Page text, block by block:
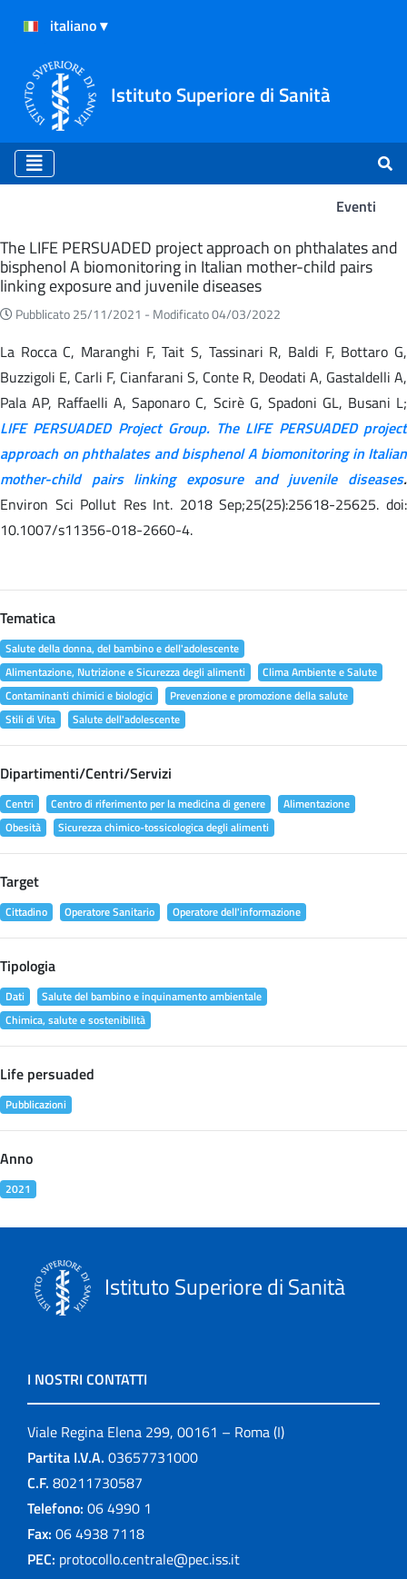
Istituto Superiore di Sanità
Eventi
Eventi
The LIFE PERSUADED project approach on phthalates and
bisphenol A biomonitoring in Italian mother-child pairs
linking exposure and juvenile diseases
Pubblicato 25/11/2021 - Modificato 04/03/2022
La Rocca C, Maranghi F, Tait S, Tassinari R, Baldi F, Bottaro G,
Buzzigoli E, Carli F, Cianfarani S, Conte R, Deodati A, Gastaldelli A,
Pala AP, Raffaelli A, Saponaro C, Scirè G, Spadoni GL, Busani L;
LIFE PERSUADED Project Group. The LIFE PERSUADED project
approach on phthalates and bisphenol A biomonitoring in Italian
mother-child pairs linking exposure and juvenile diseases.
Environ Sci Pollut Res Int. 2018 Sep;25(25):25618-25625. doi:
10.1007/s11356-018-2660-4.
Tematica
Salute della donna, del bambino e dell'adolescente
Alimentazione, Nutrizione e Sicurezza degli alimenti
Clima Ambiente e Salute
Contaminanti chimici e biologici
Prevenzione e promozione della salute
Stili di Vita
Salute dell'adolescente
Dipartimenti/Centri/Servizi
Centri Centro di riferimento per la medicina di genere
Alimentazione
Obesità
Sicurezza chimico-tossicologica degli alimenti
Target
Cittadino Operatore Sanitario Operatore dell'informazione
Tipologia
Dati
Salute del bambino e inquinamento ambientale
Chimica, salute e sostenibilità
Life persuaded
Pubblicazioni
Anno
2021
Istituto Superiore di Sanità
I NOSTRI CONTATTI
Viale Regina Elena 299, 00161 – Roma (I)
Partita I.V.A. 03657731000
C.F. 80211730587
Telefono: 06 4990 1
Fax: 06 4938 7118
PEC: protocollo.centrale@pec.iss.it